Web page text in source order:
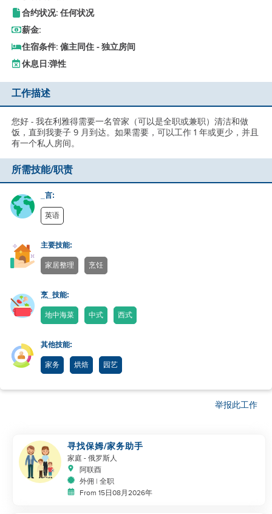
合约状况: 任何状况
薪金:
住宿条件: 僱主同住 - 独立房间
休息日:弹性
工作描述
您好 - 我在利雅得需要一名管家（可以是全职或兼职）清洁和做
饭，直到我妻子 9 月到达。如果需要，可以工作 1 年或更少，并且
有一个私人房间。
所需技能/职责
_言:
英语
主要技能:
家居整理 烹饪
烹_技能:
地中海菜 中式 西式
其他技能:
家务 烘焙 园艺
举报此工作
寻找保姆/家务助手
家庭 - 俄罗斯人
阿联酉
外佣 | 全职
From 15日08月2026年